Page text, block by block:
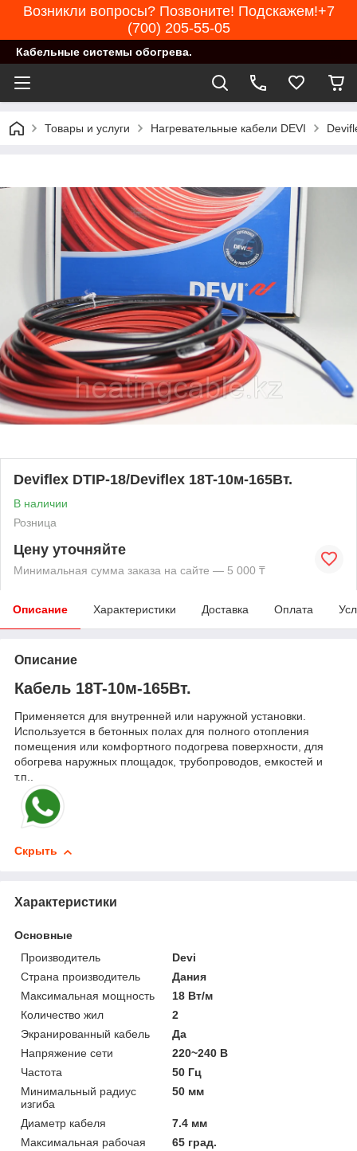
Возникли вопросы? Позвоните! Подскажем!+7
(700) 205-55-05
Кабельные системы обогрева.
Товары и услуги Нагревательные кабели DEVI
Deviflex DTIP-18/Deviflex 18T-10м-165Вт.
В наличии
Розница
Цену уточняйте
Минимальная сумма заказа на сайте — 5 000 ₸
Описание Характеристики Доставка Оплата
Описание
Кабель 18T-10м-165Вт.
Применяется для внутренней или наружной установки.
Используется в бетонных полах для полного отопления
помещения или комфортного подогрева поверхности, для
обогрева наружных площадок, трубопроводов, емкостей и
т.п..
Скрыть
Характеристики
Основные
Производитель
Devi
Страна производитель
Дания
Максимальная мощность
18 Вт/м
Количество жил
2
Экранированный кабель
Да
Напряжение сети
220~240 В
Частота
50 Гц
Минимальный радиус
изгиба
50 мм
Диаметр кабеля
7.4 мм
Максимальная рабочая
65 град.